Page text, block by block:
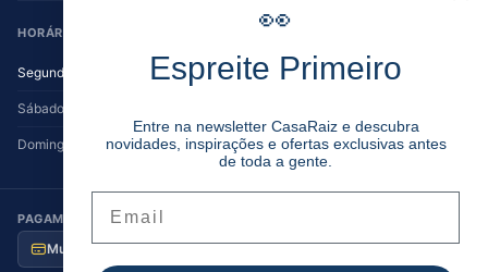
HORÁRIO DE FUNCIONAMENTO
Segunda — Sexta 08:30–12:30 | 14:00–19:30
Sábado
Domingo Encerrado
PAGAMENTO SEGURO
Multibanco MB Way Visa / MC
Transferência
👀
Espreite Primeiro
Entre na newsletter CasaRaiz e descubra
novidades, inspirações e ofertas exclusivas antes
de toda a gente.